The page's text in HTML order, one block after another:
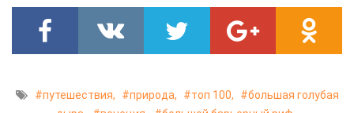
путешествия, природа, топ 100,
большая голубая